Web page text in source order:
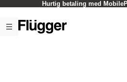
Hurtig betaling med